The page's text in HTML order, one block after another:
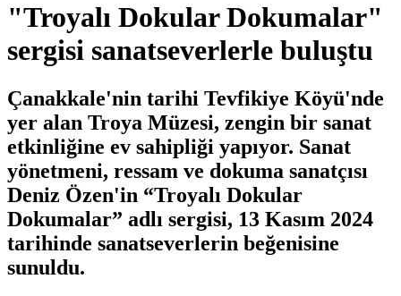
"Troyalı Dokular Dokumalar"
sergisi sanatseverlerle buluştu
Çanakkale'nin tarihi Tevfikiye Köyü'nde
yer alan Troya Müzesi, zengin bir sanat
etkinliğine ev sahipliği yapıyor. Sanat
yönetmeni, ressam ve dokuma sanatçısı
Deniz Özen'in “Troyalı Dokular
Dokumalar” adlı sergisi, 13 Kasım 2024
tarihinde sanatseverlerin beğenisine
sunuldu.